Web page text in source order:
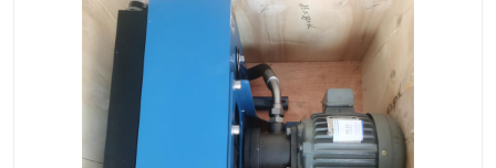
高压球阀 电机
列管式油冷却器